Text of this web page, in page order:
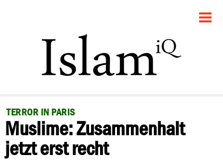
POLITIK
GESELLSCHAFT
RECHT
FEUILLETON
TERROR IN PARIS
Muslime: Zusammenhalt
jetzt erst recht